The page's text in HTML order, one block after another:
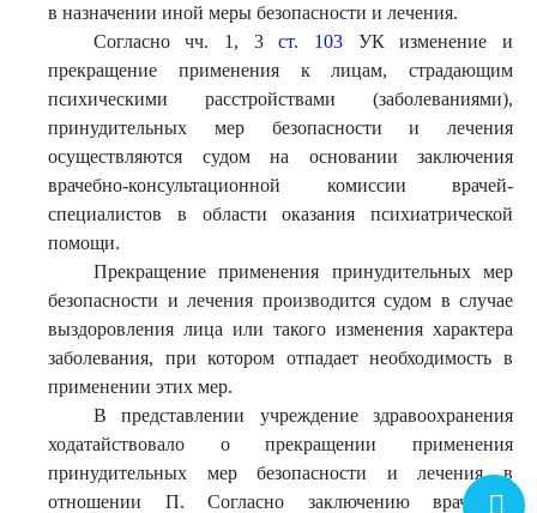
в назначении иной меры безопасности и лечения.
Согласно чч. 1, 3ст. 103 УК изменение и
прекращение применения к лицам, страдающим
психическими расстройствами (заболеваниями),
принудительных мер безопасности и лечения
осуществляются судом на основании заключения
врачебно-консультационной комиссии врачей-
специалистов в области оказания психиатрической
помощи.
Прекращение применения принудительных мер
безопасности и лечения производится судом в случае
выздоровления лица или такого изменения характера
заболевания, при котором отпадает необходимость в
применении этих мер.
В представлении учреждение здравоохранения
ходатайствовало о прекращении применения
принудительных мер безопасности и лечения в
отношении П. Согласно заключению врачебно-